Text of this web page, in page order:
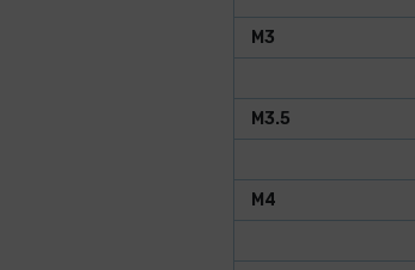
M3
M3.5
M4